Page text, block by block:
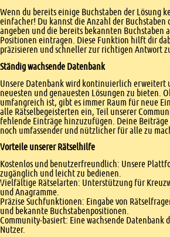
Wenn du bereits einige Buchstaben der Lösung
einfacher! Du kannst die Anzahl der Buchstaben
angeben und die bereits bekannten Buchstaben
Positionen eintragen. Diese Funktion hilft dir
präzisieren und schneller zur richtigen Antwort
Ständig wachsende Datenbank
Unsere Datenbank wird kontinuierlich
neuesten und genauesten Lösungen zu bieten.
umfangreich ist, gibt es immer Raum für neue
alle Rätselbegeisterten ein, Teil unserer
fehlende Einträge hinzuzufügen. Deine
noch umfassender und nützlicher für alle zu
Vorteile unserer Rätselhilfe
Kostenlos und benutzerfreundlich: Unsere
zugänglich und leicht zu bedienen.
Vielfältige Rätselarten: Unterstützung für
und Anagramme.
Präzise Suchfunktionen: Eingabe von
und bekannte Buchstabenpositionen.
Community-basiert: Eine wachsende Datenbank
Nutzer.